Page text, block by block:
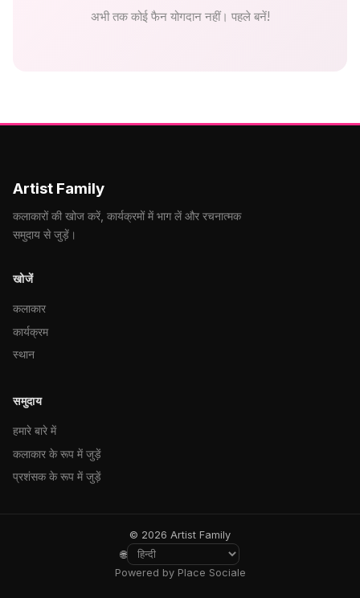
अभी तक कोई फैन योगदान नहीं। पहले बनें!
Artist Family
कलाकारों की खोज करें, कार्यक्रमों में भाग लें और रचनात्मक
समुदाय से जुड़ें।
खोजें
कलाकार
कार्यक्रम
स्थान
समुदाय
हमारे बारे में
कलाकार के रूप में जुड़ें
प्रशंसक के रूप में जुड़ें
© 2026 Artist Family
🌐
Powered by Place Sociale